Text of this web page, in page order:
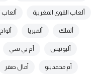
ألعاب القوى المغربية ألعاب
ألملك ألميريا ألواح
أليوتيس أم بي سي
أم محمدينو أمال صقر